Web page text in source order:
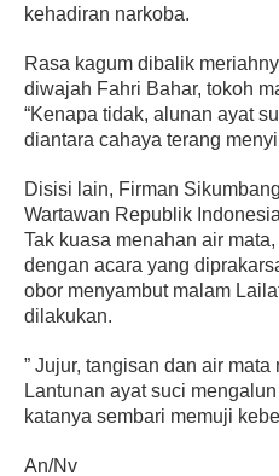
kehadiran narkoba.
Rasa kagum dibalik
diwajah Fahri Bahar, tokoh
“Kenapa tidak, alunan ayat
diantara cahaya terang
Disisi lain, Firman
Wartawan Republik
Tak kuasa menahan air
dengan acara yang
obor menyambut malam
dilakukan.
” Jujur, tangisan dan air
Lantunan ayat suci
katanya sembari memuji
An/Nv